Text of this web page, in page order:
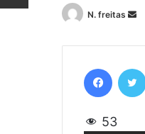
N. freitas
53